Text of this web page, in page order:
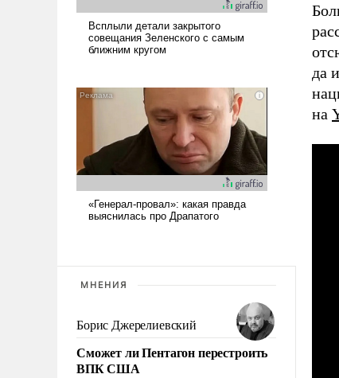
МНЕНИЯ
Борис Джерелиевский
Сможет ли Пентагон перестроить
ВПК США
да
на